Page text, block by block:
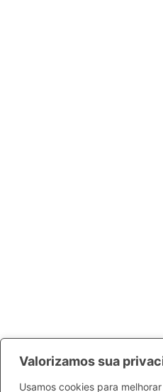
Valorizamos sua
Usamos cookies para